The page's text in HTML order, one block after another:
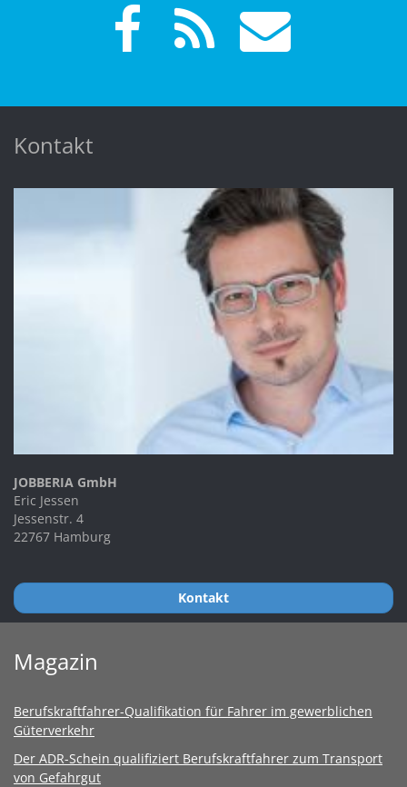
Kontakt
JOBBERIA GmbH
Eric Jessen
Jessenstr. 4
22767 Hamburg
Kontakt
Magazin
Berufskraftfahrer-Qualifikation für Fahrer im gewerblichen
Güterverkehr
Der ADR-Schein qualifiziert Berufskraftfahrer zum Transport
von Gefahrgut